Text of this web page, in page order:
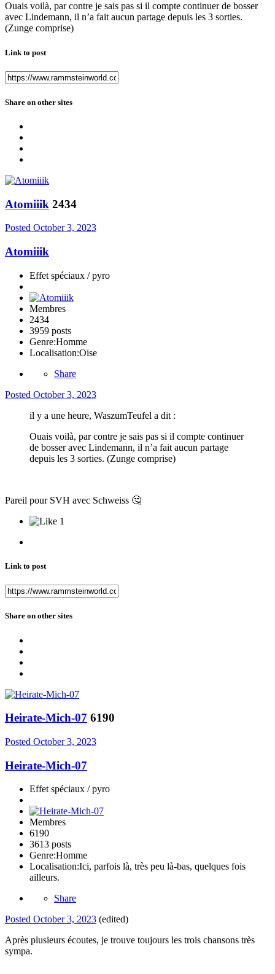
Ouais voilà, par contre je sais pas si il compte continuer de bosser
avec Lindemann, il n’a fait aucun partage depuis les 3 sorties.
(Zunge comprise)
Link to post
Share on other sites
Atomiiik 2434
Posted October 3, 2023
Atomiiik
Effet spéciaux / pyro
Membres
2434
3959 posts
Genre:Homme
Localisation:Oise
Share
Posted October 3, 2023
il y a une heure, WaszumTeufel a dit :
Ouais voilà, par contre je sais pas si il compte continuer
de bosser avec Lindemann, il n’a fait aucun partage
depuis les 3 sorties. (Zunge comprise)
Pareil pour SVH avec Schweiss 🤔
1
Link to post
Share on other sites
Heirate-Mich-07 6190
Posted October 3, 2023
Heirate-Mich-07
Effet spéciaux / pyro
Membres
6190
3613 posts
Genre:Homme
Localisation:Ici, parfois là, très peu là-bas, quelques fois
ailleurs.
Share
Posted October 3, 2023 (edited)
Après plusieurs écoutes, je trouve toujours les trois chansons très
sympa.